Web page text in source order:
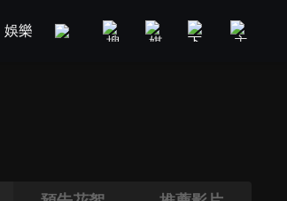
娛樂 美食旅遊 新聞政論